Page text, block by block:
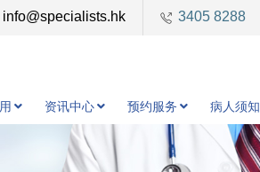
info@specialists.hk 3405 8288
资讯中心 预约服务 病人须知